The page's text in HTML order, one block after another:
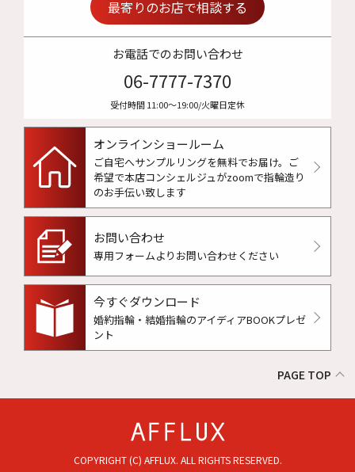
最寄りのお店で相談する
お電話でのお問い合わせ
06-7777-7370
受付時間 11:00〜19:00/火曜日定休
オンラインショールーム
ご自宅へサンプルリングを無料でお届け。 ご
希望で本店コンシェルジュがzoomで指輪造り
のお手伝い致します
お問い合わせ
専用フォームよりお問い合わせください
今すぐダウンロード
婚約指輪・結婚指輪のアイディアBOOKプレゼ
ント
PAGE TOP
COPYRIGHT (C) AFFLUX. ALL RIGHTS RESERVED.